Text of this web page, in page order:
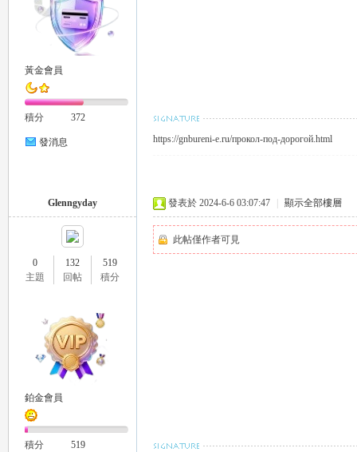
黃金會員
積分 372
發消息 https://gnbureni-e.ru/прокол-под-дорогой.html
Glenngyday
0
主題
132
回帖
519
積分
鉑金會員
積分 519
發表於 2024-6-6 03:07:47 顯示全部樓層
此帖僅作者可見